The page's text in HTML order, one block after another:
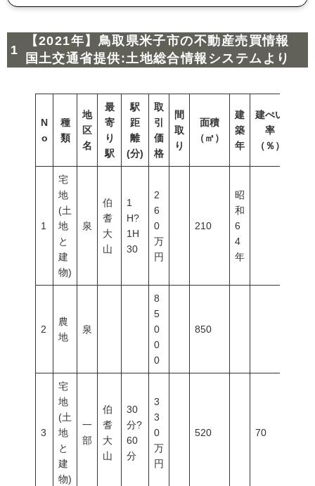
【2021年】鳥取県米子市の不動産売買情報
国土交通省提供:土地総合情報システムより
N
o
種
類
地
区
名
最
寄
り
駅
駅
距
離
(分)
取
引
価
格
間
取
り
面積
（㎡）
建
築
年
建ぺい
率
（％）
1
宅
地
(土
地
と
建
物)
泉
伯
耆
大
山
1
H?
1H
30
2
6
0
万
円
210
昭
和
6
4
年
2
農
地
泉
8
5
0
0
0
850
3
宅
地
(土
地
と
建
物)
一
部
伯
耆
大
山
30
分?
60
分
3
3
0
万
円
520 70